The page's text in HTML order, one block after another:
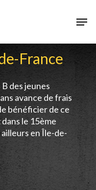
France
des jeunes
avance de frais
bénéficier de ce
le 15ème
en Île-de-
Menu